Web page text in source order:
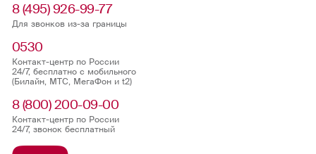
8 (495) 926-99-77
Для звонков из-за границы
0530
Контакт-центр по России
24/7, бесплатно с мобильного
(Билайн, МТС, МегаФон и t2)
8 (800) 200-09-00
Контакт-центр по России
24/7, звонок бесплатный